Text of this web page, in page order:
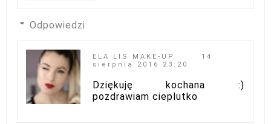
Odpowiedzi
ELA LIS MAKE-UP
14
sierpnia 2016 23:20
Dziękuję kochana :)
pozdrawiam cieplutko